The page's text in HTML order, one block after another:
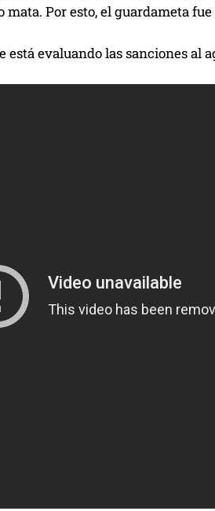
Por esto, el guardameta
evaluando las sanciones al